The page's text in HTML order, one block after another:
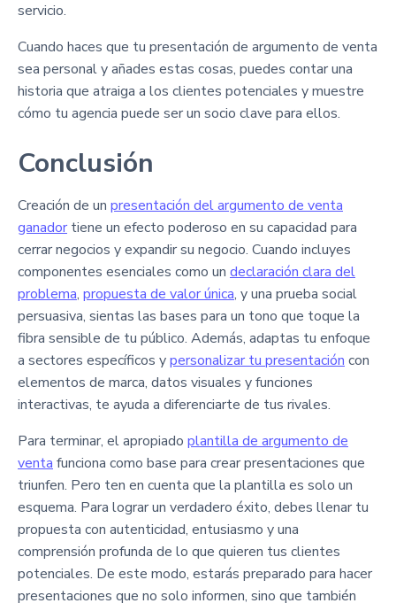
servicio.
Cuando haces que tu presentación de argumento de venta
sea personal y añades estas cosas, puedes contar una
historia que atraiga a los clientes potenciales y muestre
cómo tu agencia puede ser un socio clave para ellos.
Conclusión
Creación de un presentación del argumento de venta
ganador tiene un efecto poderoso en su capacidad para
cerrar negocios y expandir su negocio. Cuando incluyes
componentes esenciales como un declaración clara del
problema, propuesta de valor única, y una prueba social
persuasiva, sientas las bases para un tono que toque la
fibra sensible de tu público. Además, adaptas tu enfoque
a sectores específicos ypersonalizar tu presentación con
elementos de marca, datos visuales y funciones
interactivas, te ayuda a diferenciarte de tus rivales.
Para terminar, el apropiado plantilla de argumento de
venta funciona como base para crear presentaciones que
triunfen. Pero ten en cuenta que la plantilla es solo un
esquema. Para lograr un verdadero éxito, debes llenar tu
propuesta con autenticidad, entusiasmo y una
comprensión profunda de lo que quieren tus clientes
potenciales. De este modo, estarás preparado para hacer
presentaciones que no solo informen, sino que también